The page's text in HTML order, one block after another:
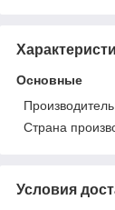
Основные
Производитель
Страна
Условия